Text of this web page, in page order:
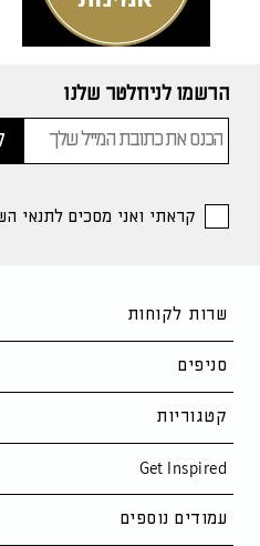
הרשמו לניוזלטר שלנו
קראתי ואני מסכים לתנאי
שרות לקוחות
צור קשר
1-700-50-80-90
support@kaza.co.il
שאלות ותשובות
סניפים
חיפה
פתח תקווה
נתניה
קטגוריות
סלון
פינת אוכל
Get Inspired
סקנדינבי
עמודים נוספים